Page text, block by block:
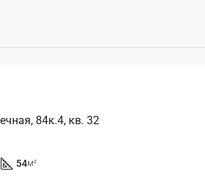
84к.4, кв. 32
54м²